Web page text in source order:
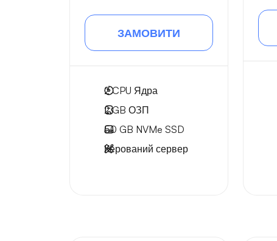
ЗАМОВИТИ
2CPU Ядра
2 GB ОЗП
50 GB NVMe SSD
Керований сервер